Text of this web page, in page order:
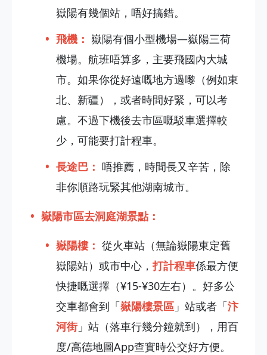
嶽陽有幾個站，唔好搞錯。
飛機： 嶽陽有個小型機場—嶽陽三荷
機場。航班唔算多，主要飛國內大城
市。如果你從好遠嘅地方過嚟（例如東
北、新疆），或者時間好緊，可以考
慮。不過下機後去市區嘅駁車選擇較
少，可能要打計程車。
長途巴： 唔推薦，時間長又辛苦，除
非你順路玩緊其他湖南城市。
嶽陽市區去洞庭湖景點：
嶽陽樓： 從火車站（無論嶽陽東定舊
嶽陽站）或市中心，打計程車係最方便
快捷嘅選擇（¥15-¥30左右）。好多公
交車都會到「嶽陽樓景區 」站或者「汴
河街」站（落車行幾分鐘就到），用百
度/高德地圖App查實時公交好方便。